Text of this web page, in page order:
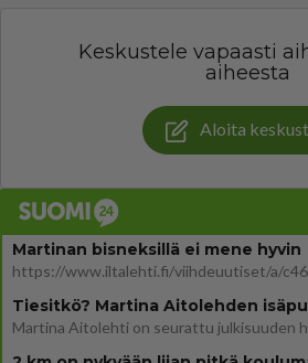
Keskustele vapaasti
aiheesta
Aloita
Martinan bisneksillä ei mene hyvin